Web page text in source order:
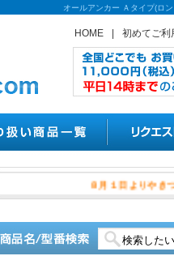
オールアンカー Ａタイプ(ロ
HOME 初めてご利
８月１日